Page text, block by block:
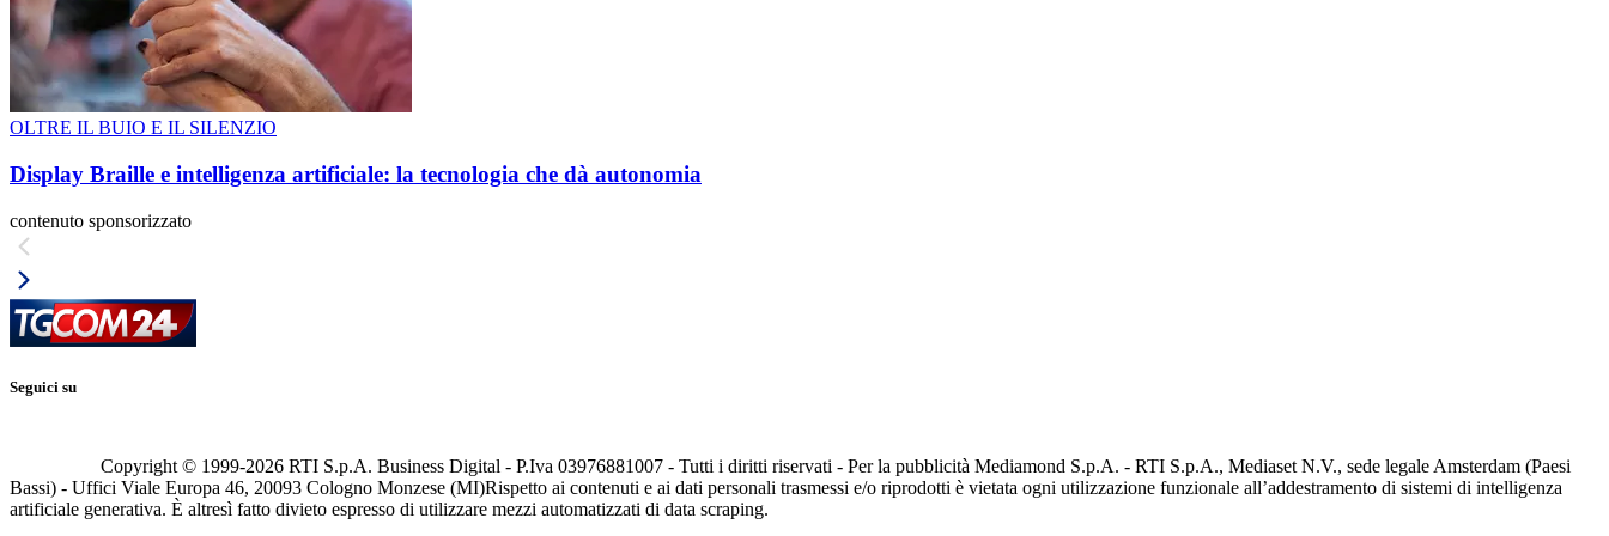
OLTRE IL BUIO E IL SILENZIO
Display Braille e intelligenza artificiale: la tecnologia che dà autonomia
contenuto sponsorizzato
Seguici su
Copyright © 1999-2026 RTI S.p.A. Business Digital - P.Iva 03976881007 - Tutti i diritti riservati - Per la pubblicità Mediamond S.p.A. - RTI S.p.A., Mediaset N.V., sede legale Amsterdam (Paesi
Bassi) - Uffici Viale Europa 46, 20093 Cologno Monzese (MI)Rispetto ai contenuti e ai dati personali trasmessi e/o riprodotti è vietata ogni utilizzazione funzionale all’addestramento di sistemi di intelligenza
artificiale generativa. È altresì fatto divieto espresso di utilizzare mezzi automatizzati di data scraping.